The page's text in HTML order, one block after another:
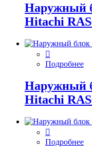
Наружный
Hitachi
Подробнее
Наружный
Hitachi
Подробнее